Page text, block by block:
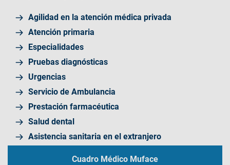
Agilidad en la atención médica privada
Atención primaria
Especialidades
Pruebas diagnósticas
Urgencias
Servicio de Ambulancia
Prestación farmacéutica
Salud dental
Asistencia sanitaria en el extranjero
Cuadro Médico Muface